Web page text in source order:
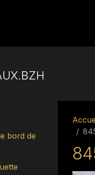
bord de